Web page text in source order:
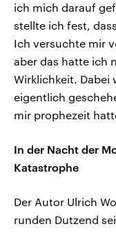
ich mich darauf
stellte ich fest,
Ich versuchte mir
aber das hatte ich
Wirklichkeit. Dabei
eigentlich
mir prophezeit
In der Nacht der
Katastrophe
Der Autor Ulrich
runden Dutzend